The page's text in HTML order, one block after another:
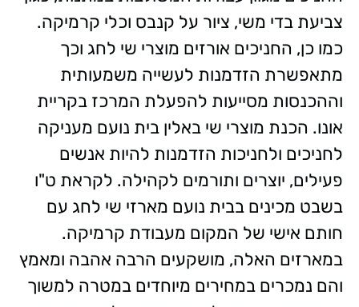
צביעת בדי משי, ציור על קנבס וכלי קרמיקה.
כמו כן, החניכים אורזים מוצרי שי לחג וכך
מתאפשרת הזדמנות לעשייה משמעותית
וההכנסות מסייעות להפעלת המרכז בקריית
אונו. הכנת מוצרי שי באלין בית נועם מעניקה
לחניכים ולחניכות הזדמנות להיות אנשים
פעילים, יוצרים ותורמים לקהילה. לקראת ט"ו
בשבט מכינים בבית נועם מארזי שי לחג עם
חותם אישי של המקום מעבודת קרמיקה.
במארזים האלה, מושקעים הרבה אהבה ומאמץ
והם נמכרים במחירים מיוחדים במטרה למשוך